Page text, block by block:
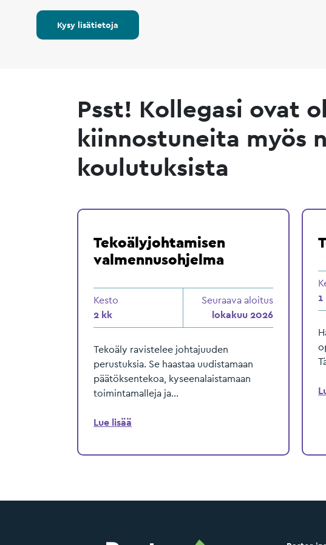
Kysy lisätietoja
Psst! Kollegasi ovat
kiinnostuneita myös
koulutuksista
Tekoälyjohtamisen
valmennusohjelma
Kesto
2 kk
Seuraava aloitus
lokakuu 2026
Tekoäly ravistelee johtajuuden
perustuksia. Se haastaa uudistamaan
päätöksentekoa, kyseenalaistamaan
toimintamalleja ja...
Lue lisää